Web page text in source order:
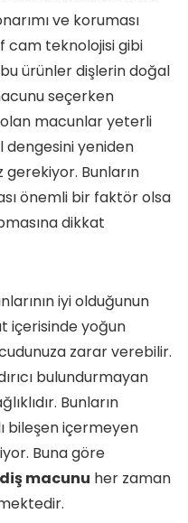
ve koruması
cam teknolojisi gibi
ürünler dişlerin doğal
seçerken
macunlar yeterli
dengesini yeniden
Bunların
önemli bir faktör olsa
dikkat
iyi olduğunun
içerisinde yoğun
zarar verebilir.
bulundurmayan
Bunların
bileşen içermeyen
Buna göre
macunu her zaman